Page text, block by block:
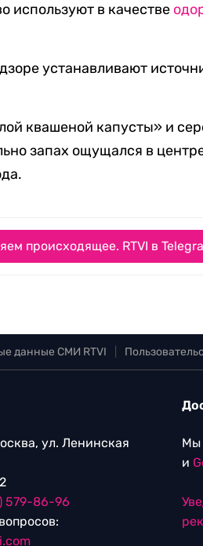
используют в качестве
устанавливают
квашеной капусты» и
запах ощущался в
происходящее. RTVI в
данные СМИ RTVI
ул. Ленинская
579-86-96
Мы
и